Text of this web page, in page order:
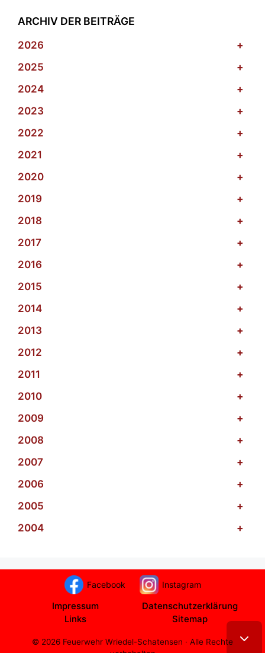
ARCHIV DER BEITRÄGE
2026
+
2025
+
2024
+
2023
+
2022
+
2021
+
2020
+
2019
+
2018
+
2017
+
2016
+
2015
+
2014
+
2013
+
2012
+
2011
+
2010
+
2009
+
2008
+
2007
+
2006
+
2005
+
2004
+
Facebook Instagram
Impressum
Datenschutzerklärung
Links
Sitemap
© 2026 Feuerwehr Wriedel-Schatensen · Alle Rechte